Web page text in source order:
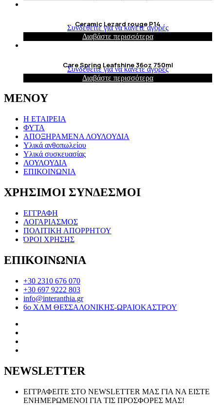
Ceramic Lezard rouge P14
Συνδεθείτε για να κάνετε αγορές
Διαβάστε περισσότερα
Care Spring Leafshine 36oz 750ml
Συνδεθείτε για να κάνετε αγορές
Διαβάστε περισσότερα
ΜΕΝΟΥ
Η ΕΤΑΙΡΕΙΑ
ΦΥΤΑ
ΑΠΟΞΗΡΑΜΕΝΑ ΛΟΥΛΟΥΔΙΑ
Υλικά ανθοπωλείου
Υλικά συσκευασίας
ΛΟΥΛΟΥΔΙΑ
ΕΠΙΚΟΙΝΩΝΙΑ
ΧΡΗΣΙΜΟΙ ΣΥΝΔΕΣΜΟΙ
ΕΓΓΡΑΦΗ
ΛΟΓΑΡΙΑΣΜΟΣ
ΠΟΛΙΤΙΚΗ ΑΠΟΡΡΗΤΟΥ
ΌΡΟΙ ΧΡΗΣΗΣ
ΕΠΙΚΟΙΝΩΝΙΑ
+30 2310 676 070
+30 697 9222 803
info@interanthia.gr
6ο ΧΛΜ ΘΕΣΣΑΛΟΝΙΚΗΣ-ΩΡΑΙΟΚΑΣΤΡΟΥ
NEWSLETTER
ΕΓΓΡΑΦΕΙΤΕ ΣΤΟ NEWSLETTER ΜΑΣ ΓΙΑ ΝΑ ΕΙΣΤΕ
ΕΝΗΜΕΡΩΜΕΝΟΙ ΓΙΑ ΤΙΣ ΠΡΟΣΦΟΡΕΣ ΜΑΣ!